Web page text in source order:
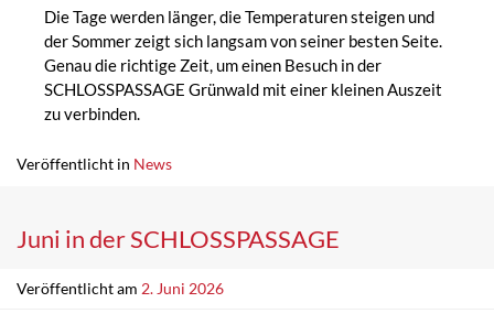
Die Tage werden länger, die Temperaturen steigen und
der Sommer zeigt sich langsam von seiner besten Seite.
Genau die richtige Zeit, um einen Besuch in der
SCHLOSSPASSAGE Grünwald mit einer kleinen Auszeit
zu verbinden.
Veröffentlicht in News
Juni in der SCHLOSSPASSAGE
Veröffentlicht am 2. Juni 2026